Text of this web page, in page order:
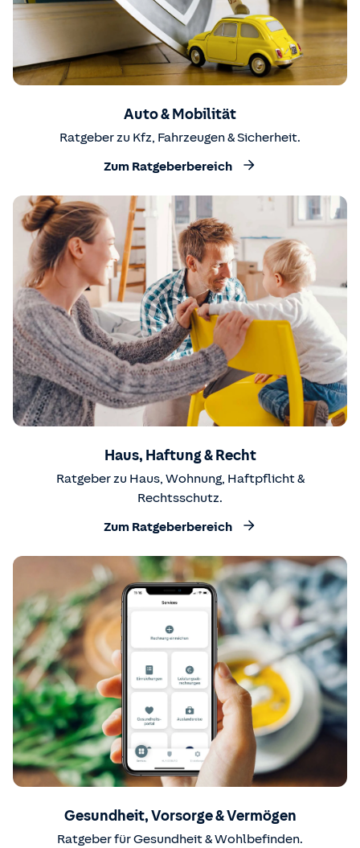
Auto & Mobilität
Ratgeber zu Kfz, Fahrzeugen & Sicherheit.
Zum Ratgeberbereich
Haus, Haftung & Recht
Ratgeber zu Haus, Wohnung, Haftpflicht &
Rechtsschutz.
Zum Ratgeberbereich
Gesundheit, Vorsorge & Vermögen
Ratgeber für Gesundheit & Wohlbefinden.